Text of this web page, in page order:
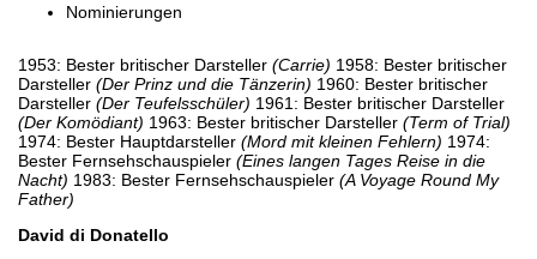
Nominierungen
1953: Bester britischer Darsteller (Carrie) 1958: Bester britischer
Darsteller (Der Prinz und die Tänzerin) 1960: Bester britischer
Darsteller (Der Teufelsschüler) 1961: Bester britischer Darsteller
(Der Komödiant) 1963: Bester britischer Darsteller (Term of Trial)
1974: Bester Hauptdarsteller (Mord mit kleinen Fehlern) 1974:
Bester Fernsehschauspieler (Eines langen Tages Reise in die
Nacht) 1983: Bester Fernsehschauspieler (A Voyage Round My
Father)
David di Donatello